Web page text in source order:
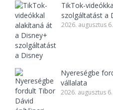
TikTok-
szolgáltatást a
2026. augusztus
Nyereségbe
vállalata
2026. augusztus